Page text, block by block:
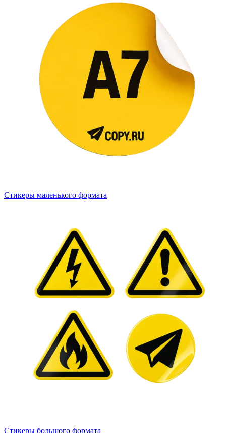
Стикеры маленького формата
Стикеры большого формата